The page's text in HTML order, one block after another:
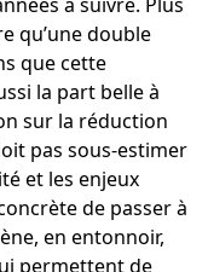
qu’une double
que cette
la part belle à
sur la réduction
pas sous-estimer
et les enjeux
de passer à
en entonnoir,
permettent de